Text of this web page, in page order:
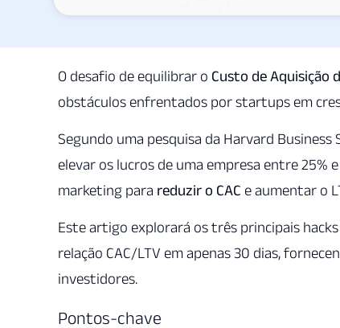
O desafio de equilibrar o Custo de Aquisição
obstáculos enfrentados por startups em
Segundo uma pesquisa da Harvard
elevar os lucros de uma empresa entre 25%
marketing para reduzir o CAC e aumentar o
Este artigo explorará os três principais
relação CAC/LTV em apenas 30 dias,
investidores.
Pontos-chave